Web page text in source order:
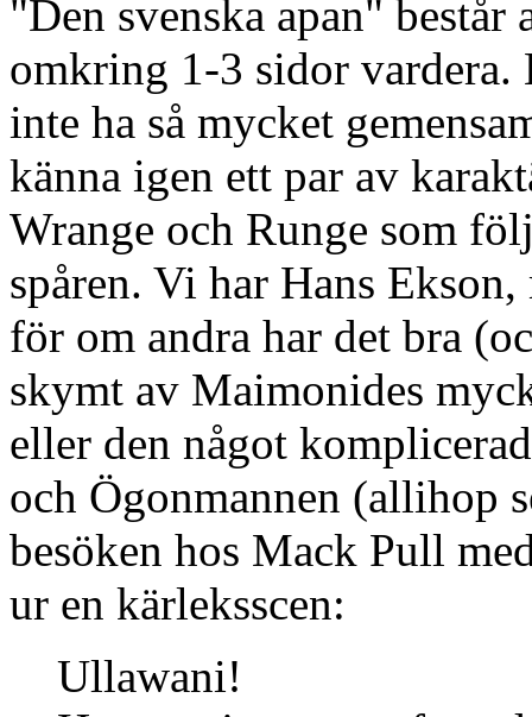
"Den svenska apan"
omkring 1-3 sidor
inte ha så mycket
känna igen ett par av
Wrange och Runge som
spåren. Vi har Hans
för om andra har det bra
skymt av Maimonides
eller den något
och Ögonmannen (allihop
besöken hos Mack Pull
ur en kärleksscen:
Ullawani!